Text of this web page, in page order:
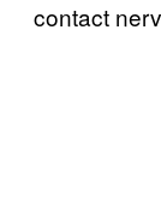
contact